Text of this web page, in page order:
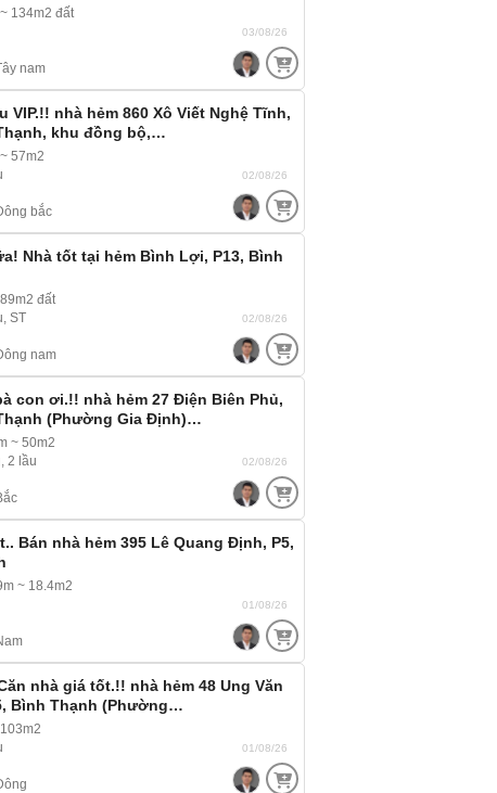
134m2 đất
nam
03/08/26
VIP.!! nhà hẻm 860 Xô Viết Nghệ Tĩnh,
khu đồng bộ,…
57m2
bắc
02/08/26
Nhà tốt tại hẻm Bình Lợi, P13, Bình
đất
ST
nam
02/08/26
con ơi.!! nhà hẻm 27 Điện Biên Phủ,
(Phường Gia Định)…
~ 50m2
2 lầu
02/08/26
Bán nhà hẻm 395 Lê Quang Định, P5,
~ 18.4m2
01/08/26
nhà giá tốt.!! nhà hẻm 48 Ung Văn
Bình Thạnh (Phường…
01/08/26